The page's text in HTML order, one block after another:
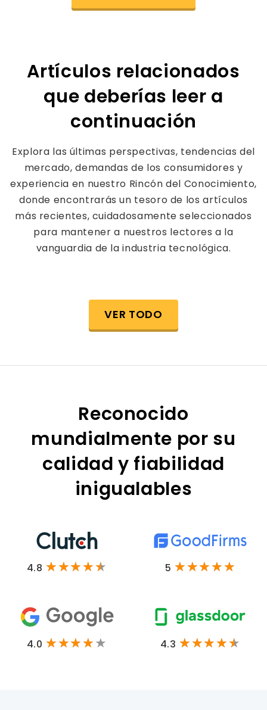
Artículos relacionados
que deberías leer a
continuación
Explora las últimas perspectivas, tendencias del
mercado, demandas de los consumidores y
experiencia en nuestro Rincón del Conocimiento,
donde encontrarás un tesoro de los artículos
más recientes, cuidadosamente seleccionados
para mantener a nuestros lectores a la
vanguardia de la industria tecnológica.
VER TODO
Reconocido
mundialmente por su
calidad y fiabilidad
inigualables
4.8 5
4.0 4.3